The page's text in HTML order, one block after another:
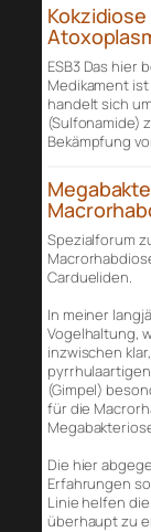
Kokzidiose
ESB3 Das hier
Medikament ist
handelt sich
(Sulfonamide)
Bekämpfung
Spezialforum
Cardueliden.
In meiner
Vogelhaltung,
inzwischen
pyrrhulaartigen
(Gimpel)
für die
Die hier
Erfahrungen
Linie helfen
überhaupt zu